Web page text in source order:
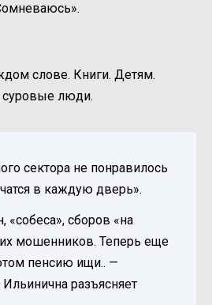
слове. Книги. Детям.
люди.
сектора не понравилось
в каждую дверь».
сборов «на
мошенников. Теперь еще
пенсию ищи.. —
разъясняет